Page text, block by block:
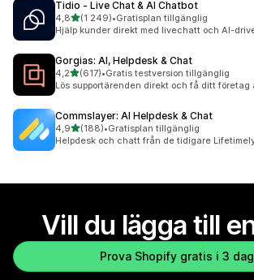
Tidio ‑ Live Chat & AI Chatbot
4,8av 5 stjärnor
(1 249)
1249 recensioner totalt
•Gratisplan tillgänglig
Hjälp kunder direkt med livechatt och AI-
Gorgias: AI, Helpdesk & Chat
4,2av 5 stjärnor
(617)
617 recensioner totalt
•Gratis testversion tillgänglig
Lös supportärenden direkt och få ditt företag
Commslayer: AI Helpdesk & Chat
4,9av 5 stjärnor
(188)
188 recensioner totalt
•Gratisplan tillgänglig
Helpdesk och chatt från de tidigare
Vill du lägga till
Prova Shopify gratis i 3